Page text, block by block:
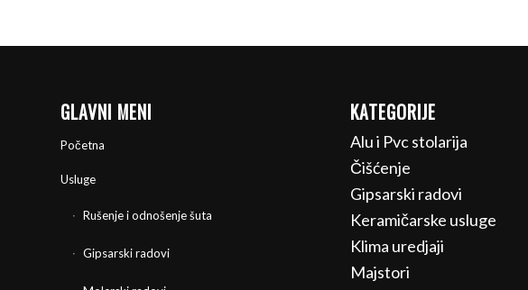
GLAVNI MENI
Početna
Usluge
Rušenje i odnošenje šuta
Gipsarski radovi
KATEGORIJE
Alu i Pvc stolarija
Čišćenje
Gipsarski radovi
Keramičarske usluge
Klima uredjaji
Majstori